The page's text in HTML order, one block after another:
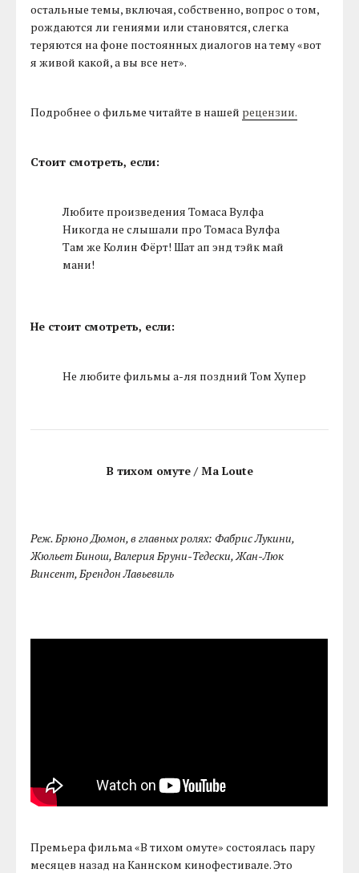
остальные темы, включая, собственно, вопрос о том,
рождаются ли гениями или становятся, слегка
теряются на фоне постоянных диалогов на тему «вот
я живой какой, а вы все нет».
Подробнее о фильме читайте в нашей рецензии.
Стоит смотреть, если:
Любите произведения Томаса Вулфа
Никогда не слышали про Томаса Вулфа
Там же Колин Фёрт! Шат ап энд тэйк май
мани!
Не стоит смотреть, если:
Не любите фильмы а-ля поздний Том Хупер
В тихом омуте / Ma Loute
Реж. Брюно Дюмон, в главных ролях: Фабрис Лукини,
Жюльет Бинош, Валерия Бруни-Тедески, Жан-Люк
Винсент, Брендон Лавьевиль
Премьера фильма «В тихом омуте» состоялась пару
месяцев назад на Каннском кинофестивале. Это